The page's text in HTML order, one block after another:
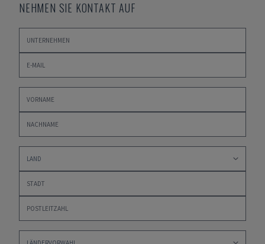
NEHMEN SIE KONTAKT AUF